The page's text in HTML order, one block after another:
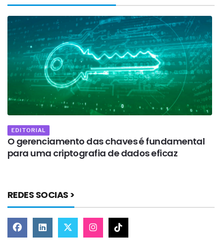
EDITORIAL
O gerenciamento das chaves é fundamental
para uma criptografia de dados eficaz
REDES SOCIAS >